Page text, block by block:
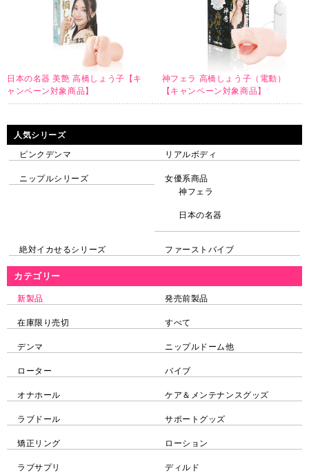
人気シリーズ
ピンクデンマ リアルボディ
ニップルシリーズ
女優系商品
神フェラ
日本の名器
絶対イカせるシリーズ ファーストバイブ
カテゴリー
新製品 発売前製品
在庫限り売切 すべて
デンマ ニップルドーム他
ローター バイブ
オナホール ケア＆メンテナンスグッズ
ラブドール サポートグッズ
矯正リング ローション
ラブサプリ ディルド
日本の名器 美艶 高橋しょう子【キ
ャンペーン対象商品】
神フェラ 高橋しょう子（電動）
【キャンペーン対象商品】